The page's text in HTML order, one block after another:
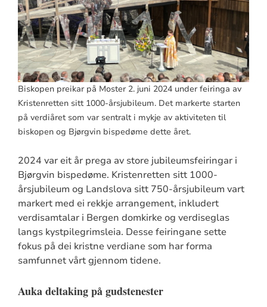
Biskopen preikar på Moster 2. juni 2024 under feiringa av
Kristenretten sitt 1000-årsjubileum. Det markerte starten
på verdiåret som var sentralt i mykje av aktiviteten til
biskopen og Bjørgvin bispedøme dette året.
2024 var eit år prega av store jubileumsfeiringar i
Bjørgvin bispedøme. Kristenretten sitt 1000-
årsjubileum og Landslova sitt 750-årsjubileum vart
markert med ei rekkje arrangement, inkludert
verdisamtalar i Bergen domkirke og verdiseglas
langs kystpilegrimsleia. Desse feiringane sette
fokus på dei kristne verdiane som har forma
samfunnet vårt gjennom tidene.
Auka deltaking på gudstenester